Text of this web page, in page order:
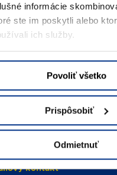
informácie
ste im poskytli alebo
ich služby.
Povoliť všetko
Prispôsobiť
Odmietnuť
kontakt
kontakt